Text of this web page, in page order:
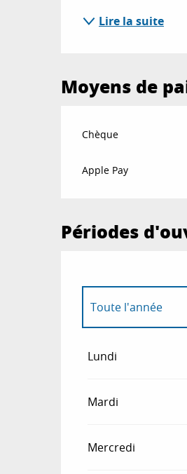
Lire la suite
Moyens de
Chèque
Apple Pay
Périodes
Toute l'année
Lundi
Mardi
Mercredi